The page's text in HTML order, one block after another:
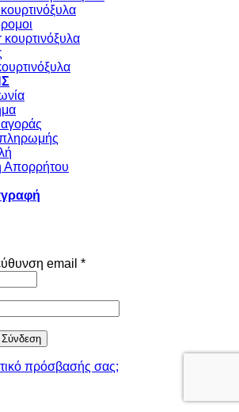
Απορρήτου
email *Απαιτείται
Σύνδεση
πρόσβασής σας;